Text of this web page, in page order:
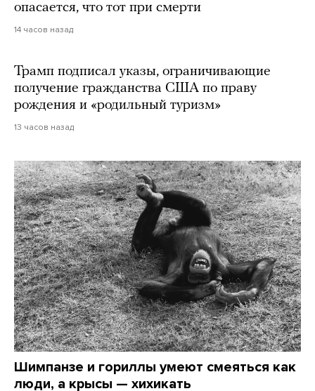
опасается, что тот при смерти
14 часов назад
Трамп подписал указы, ограничивающие
получение гражданства США по праву
рождения и «родильный туризм»
13 часов назад
Шимпанзе и гориллы умеют смеяться как
люди, а крысы — хихикать